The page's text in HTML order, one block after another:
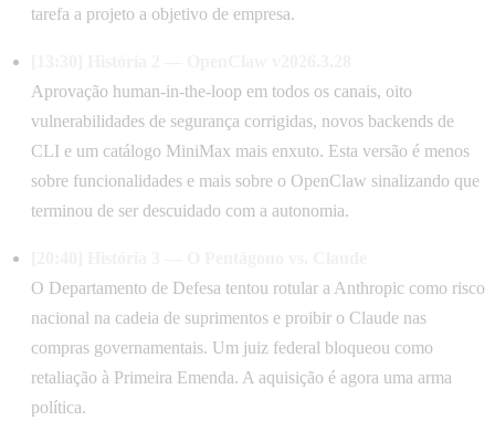
tarefa a projeto a objetivo de empresa.
Aprovação human-in-the-loop em todos os canais, oito
vulnerabilidades de segurança corrigidas, novos backends de
CLI e um catálogo MiniMax mais enxuto. Esta versão é menos
sobre funcionalidades e mais sobre o OpenClaw sinalizando que
terminou de ser descuidado com a autonomia.
O Departamento de Defesa tentou rotular a Anthropic como risco
nacional na cadeia de suprimentos e proibir o Claude nas
compras governamentais. Um juiz federal bloqueou como
retaliação à Primeira Emenda. A aquisição é agora uma arma
política.